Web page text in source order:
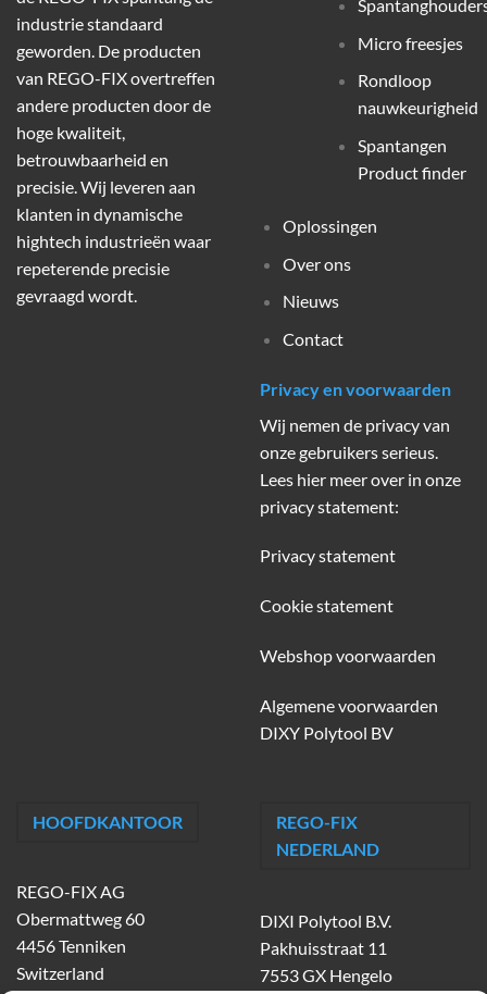
industrie standaard
geworden. De producten
van REGO-FIX overtreffen
andere producten door de
hoge kwaliteit,
betrouwbaarheid en
precisie. Wij leveren aan
klanten in dynamische
hightech industrieën waar
repeterende precisie
gevraagd wordt.
Micro freesjes
Rondloop
nauwkeurigheid
Spantangen
Product finder
Oplossingen
Over ons
Nieuws
Contact
Privacy en voorwaarden
Wij nemen de privacy van
onze gebruikers serieus.
Lees hier meer over in onze
privacy statement:
Privacy statement
Cookie statement
Webshop voorwaarden
Algemene voorwaarden
DIXY Polytool BV
HOOFDKANTOOR
REGO-FIX AG
Obermattweg 60
4456 Tenniken
Switzerland
REGO-FIX
NEDERLAND
DIXI Polytool B.V.
Pakhuisstraat 11
7553 GX Hengelo